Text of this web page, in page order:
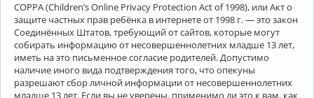
COPPA (Children’s Online Privacy Protection Act of 1998), или Акт о
защите частных прав ребёнка в интернете от 1998 г. — это закон
Соединённых Штатов, требующий от сайтов, которые могут
собирать информацию от несовершеннолетних младше 13 лет,
иметь на это письменное согласие родителей. Допустимо
наличие иного вида подтверждения того, что опекуны
разрешают сбор личной информации от несовершеннолетних
младше 13 лет. Если вы не уверены, применимо ли это к вам, как